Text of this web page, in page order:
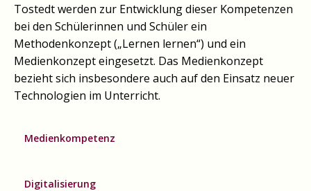
Tostedt werden zur Entwicklung dieser Kompetenzen
bei den Schülerinnen und Schüler ein
Methodenkonzept („Lernen lernen“) und ein
Medienkonzept eingesetzt. Das Medienkonzept
bezieht sich insbesondere auch auf den Einsatz neuer
Technologien im Unterricht.
Medienkompetenz
Digitalisierung